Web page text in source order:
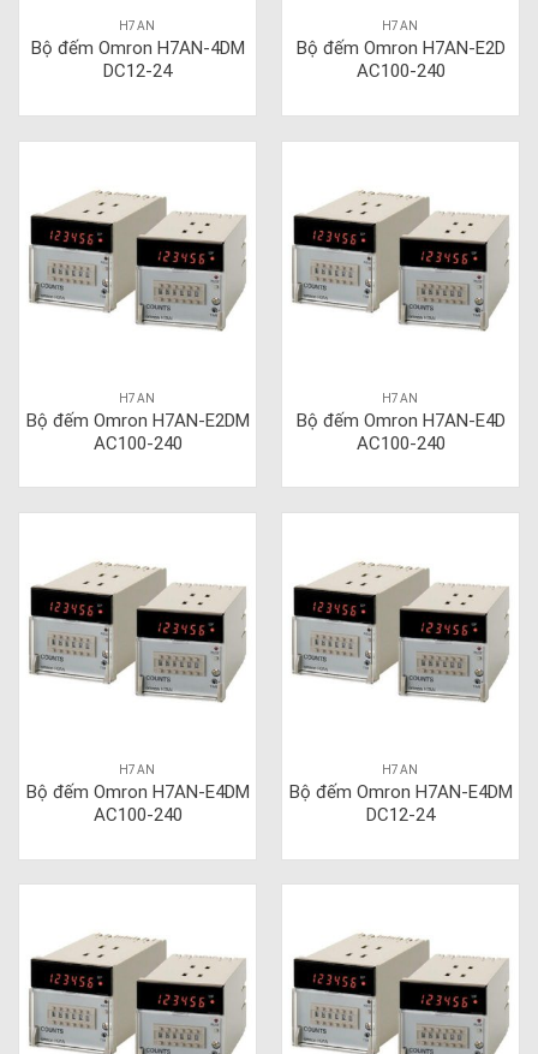
H7AN
Bộ đếm Omron H7AN-4DM
DC12-24
H7AN
Bộ đếm Omron H7AN-E2D
AC100-240
H7AN
Bộ đếm Omron H7AN-E2DM
AC100-240
H7AN
Bộ đếm Omron H7AN-E4D
AC100-240
H7AN
Bộ đếm Omron H7AN-E4DM
AC100-240
H7AN
Bộ đếm Omron H7AN-E4DM
DC12-24